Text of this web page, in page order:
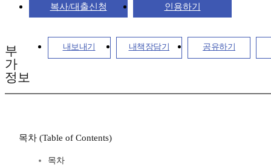
복사/대출신청 인용하기
내보내기 내책장담기 공유하기
부
가
정보
목차 (Table of Contents)
목차